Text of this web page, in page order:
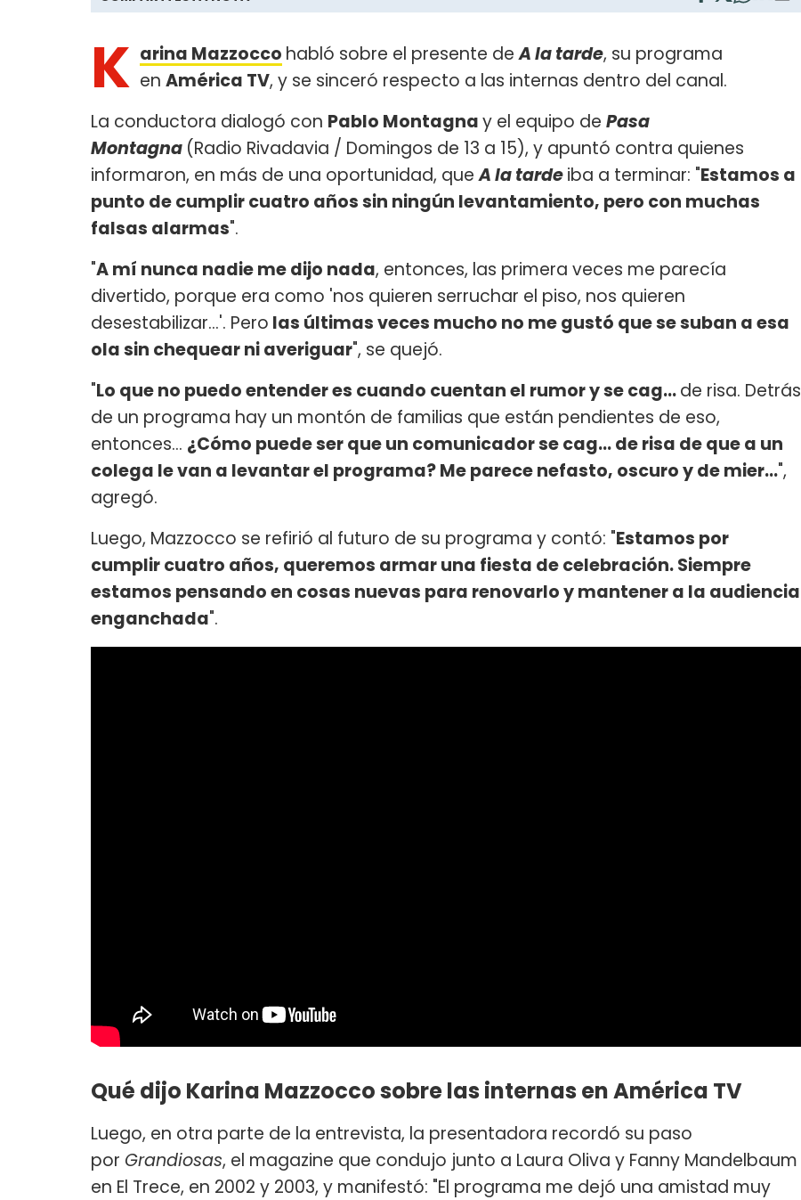
K arina Mazzocco habló sobre el presente deA la tarde, su programa
en América TV, y se sinceró respecto a las internas dentro del canal.
La conductora dialogó con Pablo Montagnay el equipo de Pasa
Montagna (Radio Rivadavia / Domingos de 13 a 15), y apuntó contra quienes
informaron, en más de una oportunidad, queA la tardeiba a terminar: "Estamos a
punto de cumplir cuatro años sin ningún levantamiento, pero con muchas
falsas alarmas".
"A mí nunca nadie me dijo nada, entonces, las primera veces me parecía
divertido, porque era como 'nos quieren serruchar el piso, nos quieren
desestabilizar...'. Pero las últimas veces mucho no me gustó que se suban a esa
ola sin chequear ni averiguar", se quejó.
"Lo que no puedo entender es cuando cuentan el rumor y se cag...de risa. Detrás
de un programa hay un montón de familias que están pendientes de eso,
entonces... ¿Cómo puede ser que un comunicador se cag... de risa de que a un
colega le van a levantar el programa? Me parece nefasto, oscuro y de mier...",
agregó.
Luego, Mazzocco se refirió al futuro de su programa y contó: "Estamos por
cumplir cuatro años, queremos armar una fiesta de celebración. Siempre
estamos pensando en cosas nuevas para renovarlo y mantener a la audiencia
enganchada".
Qué dijo Karina Mazzocco sobre las internas en América TV
Luego, en otra parte de la entrevista, la presentadora recordó su paso
por Grandiosas, el magazine que condujo junto a Laura Oliva y Fanny Mandelbaum
en El Trece, en 2002 y 2003, y manifestó: "El programa me dejó una amistad muy